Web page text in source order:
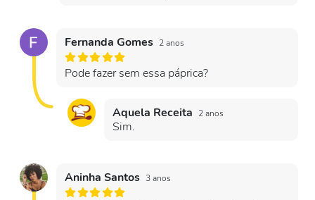
Fernanda Gomes 2 anos
Pode fazer sem essa páprica?
Aquela Receita 2 anos
Sim.
Aninha Santos 3 anos